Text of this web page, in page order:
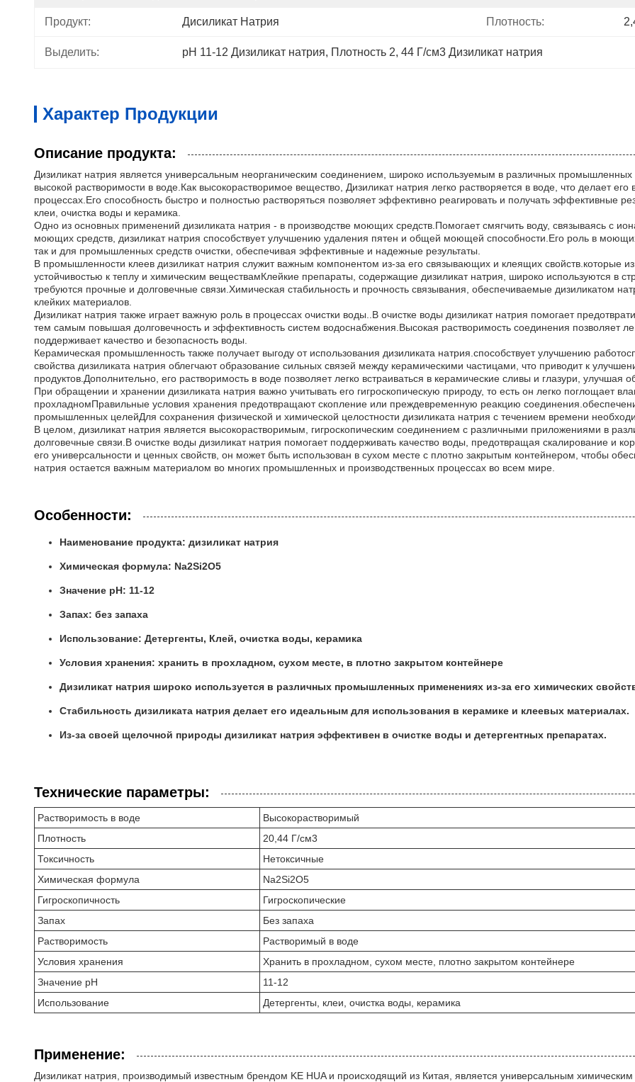
Продукт: Дисиликат Натрия Плотность:
Выделить: pH 11-12 Дизиликат натрия, Плотность 2, 44 Г/см3 Дизиликат натрия
Характер Продукции
Описание продукта:
Дизиликат натрия является универсальным неорганическим соединением, широко используемым в различных промышленных
высокой растворимости в воде.Как высокорастворимое вещество, Дизиликат натрия легко растворяется в воде, что делает
процессах.Его способность быстро и полностью растворяться позволяет эффективно реагировать и получать эффективные
клеи, очистка воды и керамика.
Одно из основных применений дизиликата натрия - в производстве моющих средств.Помогает смягчить воду, связываясь с
моющих средств, дизиликат натрия способствует улучшению удаления пятен и общей моющей способности.Его роль в
так и для промышленных средств очистки, обеспечивая эффективные и надежные результаты.
В промышленности клеев дизиликат натрия служит важным компонентом из-за его связывающих и клеящих свойств.которые
устойчивостью к теплу и химическим веществамКлейкие препараты, содержащие дизиликат натрия, широко используются в
требуются прочные и долговечные связи.Химическая стабильность и прочность связывания, обеспечиваемые дизиликатом
клейких материалов.
Дизиликат натрия также играет важную роль в процессах очистки воды..В очистке воды дизиликат натрия помогает
тем самым повышая долговечность и эффективность систем водоснабжения.Высокая растворимость соединения позволяет
поддерживает качество и безопасность воды.
Керамическая промышленность также получает выгоду от использования дизиликата натрия.способствует улучшению
свойства дизиликата натрия облегчают образование сильных связей между керамическими частицами, что приводит к
продуктов.Дополнительно, его растворимость в воде позволяет легко встраиваться в керамические сливы и глазури, улучшая
При обращении и хранении дизиликата натрия важно учитывать его гигроскопическую природу, то есть он легко поглощает
прохладномПравильные условия хранения предотвращают скопление или преждевременную реакцию
промышленных целейДля сохранения физической и химической целостности дизиликата натрия с течением времени
В целом, дизиликат натрия является высокорастворимым, гигроскопическим соединением с различными приложениями в
долговечные связи.В очистке воды дизиликат натрия помогает поддерживать качество воды, предотвращая скалирование и
его универсальности и ценных свойств, он может быть использован в сухом месте с плотно закрытым контейнером, чтобы
натрия остается важным материалом во многих промышленных и производственных процессах во всем мире.
Особенности:
Наименование продукта: дизиликат натрия
Химическая формула: Na2Si2O5
Значение pH: 11-12
Запах: без запаха
Использование: Детергенты, Клей, очистка воды, керамика
Условия хранения: хранить в прохладном, сухом месте, в плотно закрытом контейнере
Дизиликат натрия широко используется в различных промышленных применениях из-за его химических
Стабильность дизиликата натрия делает его идеальным для использования в керамике и клеевых материалах.
Из-за своей щелочной природы дизиликат натрия эффективен в очистке воды и детергентных препаратах.
Технические параметры:
Растворимость в воде
Высокорастворимый
Плотность
20,44 Г/см3
Токсичность
Нетоксичные
Химическая формула
Na2Si2O5
Гигроскопичность
Гигроскопические
Запах
Без запаха
Растворимость
Растворимый в воде
Условия хранения
Хранить в прохладном, сухом месте, плотно закрытом контейнере
Значение pH
11-12
Использование
Детергенты, клеи, очистка воды, керамика
Применение:
Дизиликат натрия, производимый известным брендом KE HUA и происходящий из Китая, является универсальным